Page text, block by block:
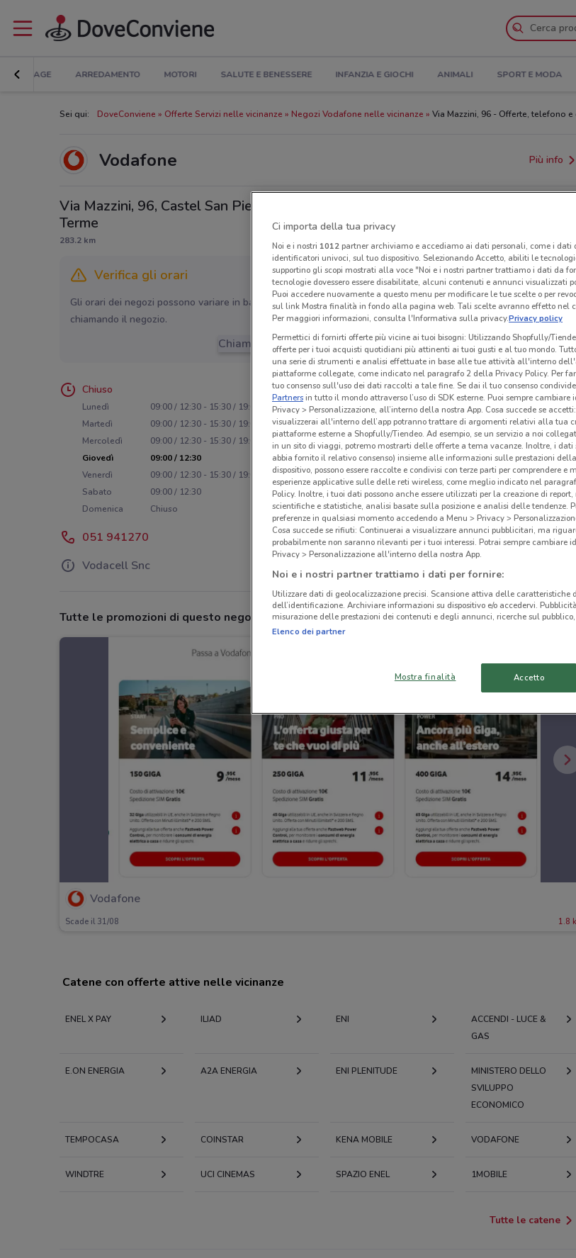
BRICOLAGE ARREDAMENTO MOTORI SALUTE E BENESSERE INFANZIA E GIOCHI ANIMALI SPORT E MODA
Sei qui: DoveConviene Offerte Servizi nelle vicinanze Negozi Vodafone nelle vicinanze Via Mazzini, 96 - Offerte, telefono e
Vodafone Più info
Via Mazzini, 96, Castel San Pietro
Terme
283.2 km
Verifica gli orari
Gli orari dei negozi possono variare in base agli ultimi provvedimenti regionali o nazionali. Verifica l’accuratezza
chiamando il negozio.
Chiama il negozio
Chiuso
Lunedì
09:00 / 12:30 - 15:30 / 19:00
Martedì
09:00 / 12:30 - 15:30 / 19:00
Mercoledì
09:00 / 12:30 - 15:30 / 19:00
Giovedì
09:00 / 12:30
Venerdì
09:00 / 12:30 - 15:30 / 19:00
Sabato
09:00 / 12:30
Domenica
Chiuso
051 941270
Vodacell Snc
Tutte le promozioni di questo negozio
Vodafone
Scade il 31/08 1.8
Catene con offerte attive nelle vicinanze
ENEL X PAY ILIAD ENI
ACCENDI - LUCE &
GAS
E.ON ENERGIA A2A ENERGIA ENI PLENITUDE
MINISTERO DELLO
SVILUPPO
ECONOMICO
TEMPOCASA COINSTAR KENA MOBILE VODAFONE
WINDTRE UCI CINEMAS SPAZIO ENEL 1MOBILE
Tutte le catene
Ci importa della tua privacy
Noi e i nostri 1012partner archiviamo e accediamo ai dati personali, come i dati
identificatori univoci, sul tuo dispositivo. Selezionando Accetto, abiliti le
supportino gli scopi mostrati alla voce "Noi e i nostri partner trattiamo i dati da
tecnologie dovessero essere disabilitate, alcuni contenuti e annunci visualizzati
Puoi accedere nuovamente a questo menu per modificare le tue scelte o per
sul link Mostra finalità in fondo alla pagina web. Tali scelte avranno effetto nel
Per maggiori informazioni, consulta l'Informativa sulla privacy.Privacy policy
Permettici di fornirti offerte più vicine ai tuoi bisogni: Utilizzando Shopfully/
offerte per i tuoi acquisti quotidiani più attinenti ai tuoi gusti e al tuo mondo.
una serie di strumenti e analisi effettuate in base alle tue attività all'interno
piattaforme collegate, come indicato nel paragrafo 2 della Privacy Policy. Per
tuo consenso sull'uso dei dati raccolti a tale fine. Se dai il tuo consenso
Partnersin tutto il mondo attraverso l’uso di SDK esterne. Puoi sempre cambiare
Privacy > Personalizzazione, all’interno della nostra App. Cosa succede se
visualizzerai all'interno dell’app potranno trattare di argomenti relativi alla tua
piattaforme esterne a Shopfully/Tiendeo. Ad esempio, se un servizio a noi
in un sito di viaggi, potremo mostrarti delle offerte a tema vacanze. Inoltre, i dati
abbia fornito il relativo consenso) insieme alle informazioni sulle prestazioni
dispositivo, possono essere raccolte e condivisi con terze parti per comprendere
esperienze applicative sulle delle reti wireless, come meglio indicato nel
Policy. Inoltre, i tuoi dati possono anche essere utilizzati per la creazione di
scientifiche e statistiche, analisi basate sulla posizione e analisi delle tendenze.
preferenze in qualsiasi momento accedendo a Menu > Privacy >
Cosa succede se rifiuti: Continuerai a visualizzare annunci pubblicitari, ma
probabilmente non saranno rilevanti per i tuoi interessi. Potrai sempre cambiare
Privacy > Personalizzazione all'interno della nostra App.
Noi e i nostri partner trattiamo i dati per fornire:
Utilizzare dati di geolocalizzazione precisi. Scansione attiva delle caratteristiche
dell’identificazione. Archiviare informazioni su dispositivo e/o accedervi.
misurazione delle prestazioni dei contenuti e degli annunci, ricerche sul
Elenco dei partner
Mostra finalità Accetto